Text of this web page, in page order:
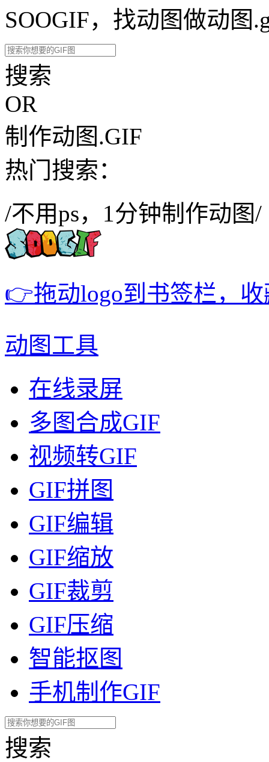
SOOGIF，找动图做动图
搜索
OR
制作动图.GIF
热门搜索：
/不用ps，1分钟制作动图/
👉拖动logo到书签栏，
动图工具
在线录屏
多图合成GIF
视频转GIF
GIF拼图
GIF编辑
GIF缩放
GIF裁剪
GIF压缩
智能抠图
手机制作GIF
搜索